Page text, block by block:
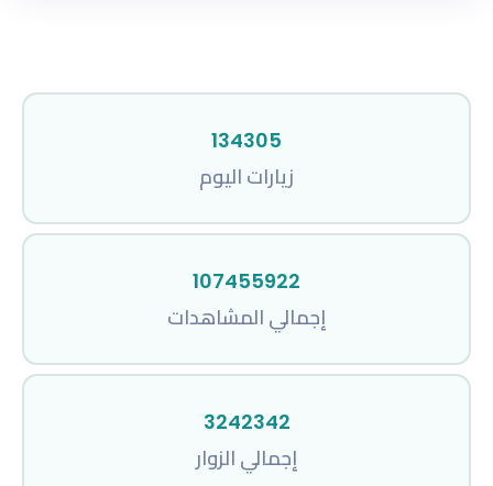
134305
زيارات اليوم
107455922
إجمالي المشاهدات
3242342
إجمالي الزوار